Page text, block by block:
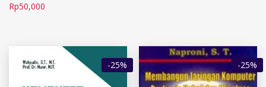
Rp50,000
-25% -25%